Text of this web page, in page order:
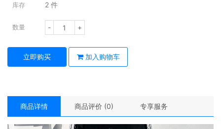
库存 2 件
数量 - +
立即购买 加入购物车
商品详情 商品评价 (0) 专享服务